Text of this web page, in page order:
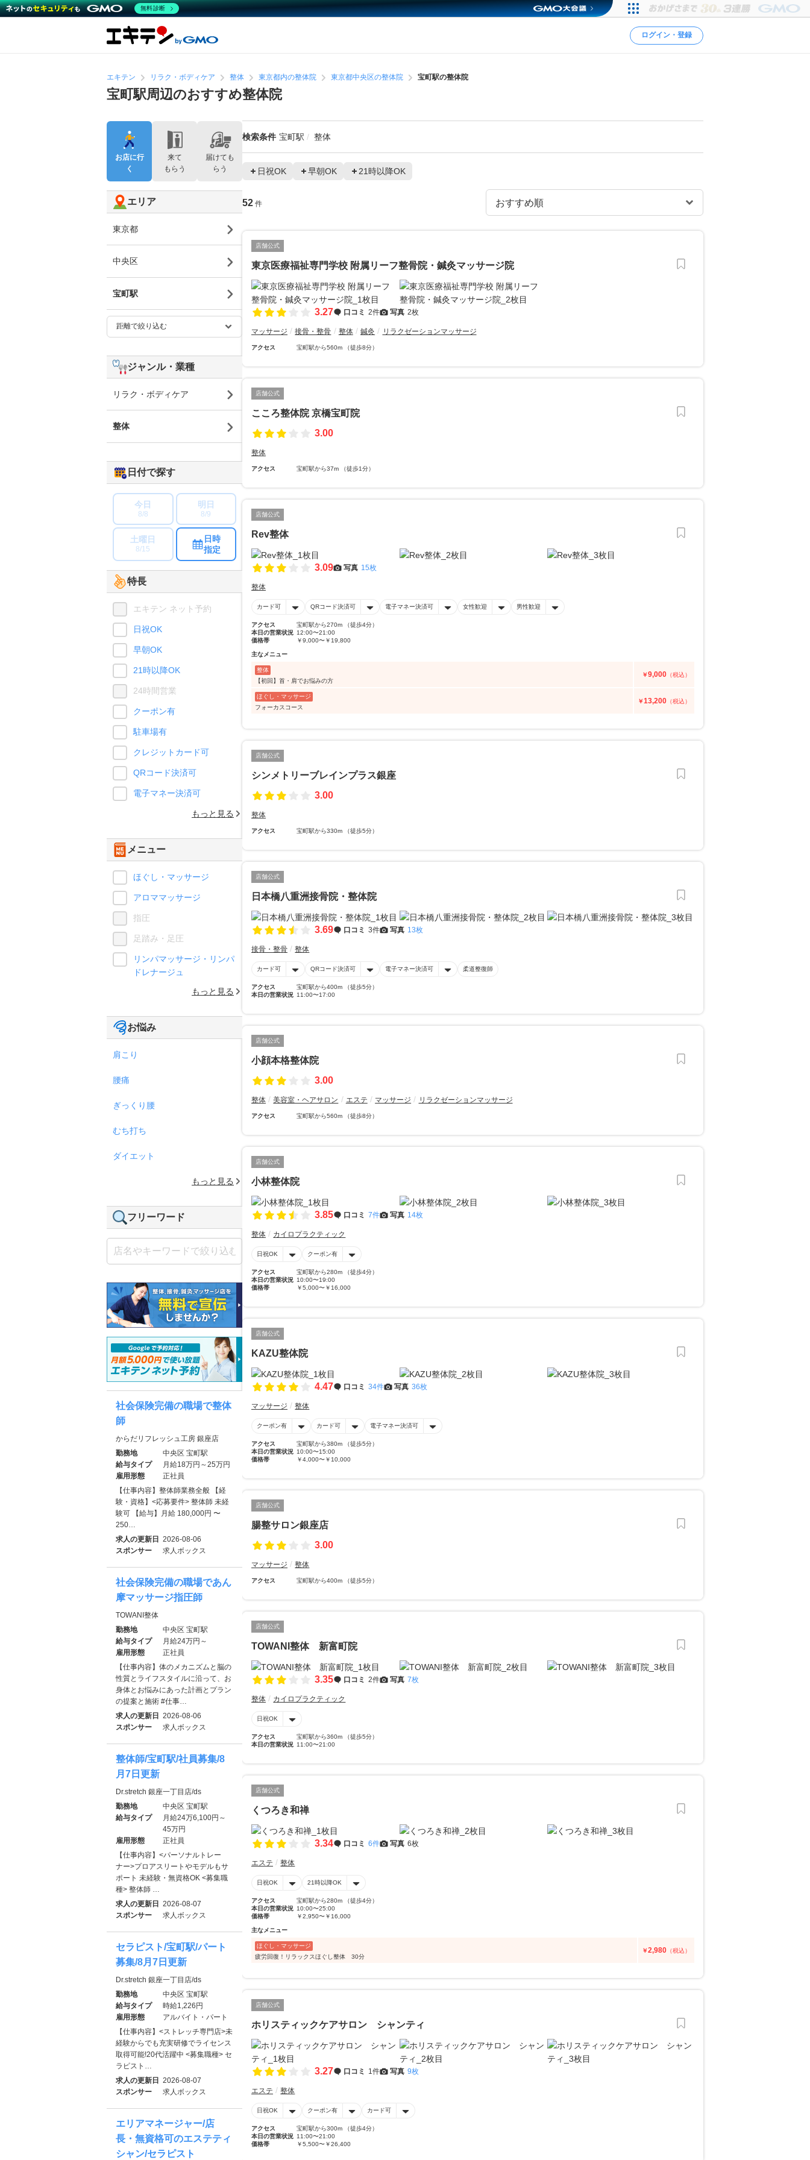
ログイン・登録
エキテン リラク・ボディケア 整体 東京都内の整体院 東京都中央区の整体院 宝町駅の整体院
宝町駅周辺のおすすめ整体院
検索条件 宝町駅 整体
日祝OK 早朝OK 21時以降OK
52 件
店舗公式
東京医療福祉専門学校 附属リーフ整骨院・鍼灸マッサージ院
3.27 口コミ 2件 写真 2枚
マッサージ 接骨・整骨 整体 鍼灸 リラクゼーションマッサージ
アクセス 宝町駅から560m （徒歩8分）
店舗公式
こころ整体院 京橋宝町院
3.00
整体
アクセス 宝町駅から37m （徒歩1分）
店舗公式
Rev整体
3.09 写真 15枚
整体
カード可 QRコード決済可 電子マネー決済可 女性歓迎 男性歓迎
アクセス
宝町駅から270m （徒歩4分）
本日の営業状況 12:00〜21:00
価格帯
￥9,000〜￥19,800
主なメニュー
整体
【初回】首・肩でお悩みの方
￥9,000 （税込）
ほぐし・マッサージ
フォーカスコース
￥13,200 （税込）
店舗公式
シンメトリーブレインプラス銀座
3.00
整体
アクセス 宝町駅から330m （徒歩5分）
店舗公式
日本橋八重洲接骨院・整体院
3.69 口コミ 3件 写真 13枚
接骨・整骨 整体
カード可 QRコード決済可 電子マネー決済可 柔道整復師
アクセス
宝町駅から400m （徒歩5分）
本日の営業状況 11:00〜17:00
店舗公式
小顔本格整体院
3.00
整体 美容室・ヘアサロン エステ マッサージ リラクゼーションマッサージ
アクセス 宝町駅から560m （徒歩8分）
店舗公式
小林整体院
3.85 口コミ 7件 写真 14枚
整体 カイロプラクティック
日祝OK クーポン有
アクセス
宝町駅から280m （徒歩4分）
本日の営業状況 10:00〜19:00
価格帯
￥5,000〜￥16,000
店舗公式
KAZU整体院
4.47 口コミ 34件 写真 36枚
マッサージ 整体
クーポン有 カード可 電子マネー決済可
アクセス
宝町駅から380m （徒歩5分）
本日の営業状況 10:00〜15:00
価格帯
￥4,000〜￥10,000
店舗公式
腸整サロン銀座店
3.00
マッサージ 整体
アクセス 宝町駅から400m （徒歩5分）
店舗公式
TOWANI整体 新富町院
3.35 口コミ 2件 写真 7枚
整体 カイロプラクティック
日祝OK
アクセス
宝町駅から360m （徒歩5分）
本日の営業状況 11:00〜21:00
店舗公式
くつろき和禅
3.34 口コミ 6件 写真 6枚
エステ 整体
日祝OK 21時以降OK
アクセス
宝町駅から280m （徒歩4分）
本日の営業状況 10:00〜25:00
価格帯
￥2,950〜￥16,000
主なメニュー
ほぐし・マッサージ
疲労回復！リラックスほぐし整体 30分
￥2,980 （税込）
店舗公式
ホリスティックケアサロン シャンティ
3.27 口コミ 1件 写真 9枚
エステ 整体
日祝OK クーポン有 カード可
アクセス
宝町駅から300m （徒歩4分）
本日の営業状況 11:00〜21:00
価格帯
￥5,500〜￥26,400
お店に行
く
来て
もらう
届けても
らう
エリア
東京都
中央区
宝町駅
ジャンル・業種
リラク・ボディケア
整体
日付で探す
今日
8/8
明日
8/9
土曜日
8/15
日時
指定
特長
エキテン ネット予約
日祝OK
早朝OK
21時以降OK
24時間営業
クーポン有
駐車場有
クレジットカード可
QRコード決済可
電子マネー決済可
もっと見る
メニュー
ほぐし・マッサージ
アロママッサージ
指圧
足踏み・足圧
リンパマッサージ・リンパ
ドレナージュ
もっと見る
お悩み
肩こり
腰痛
ぎっくり腰
むち打ち
ダイエット
もっと見る
フリーワード
社会保険完備の職場で整体
師
からだリフレッシュ工房 銀座店
勤務地
中央区 宝町駅
給与タイプ
月給18万円～25万円
雇用形態
正社員
【仕事内容】整体師業務全般 【経
験・資格】<応募要件> 整体師 未経
験可 【給与】月給 180,000円 〜
250…
求人の更新日 2026-08-06
スポンサー
求人ボックス
社会保険完備の職場であん
摩マッサージ指圧師
TOWANI整体
勤務地
中央区 宝町駅
給与タイプ
月給24万円～
雇用形態
正社員
【仕事内容】体のメカニズムと脳の
性質とライフスタイルに沿って、お
身体とお悩みにあった計画とプラン
の提案と施術 #仕事…
求人の更新日 2026-08-06
スポンサー
求人ボックス
整体師/宝町駅/社員募集/8
月7日更新
Dr.stretch 銀座一丁目店/ds
勤務地
中央区 宝町駅
給与タイプ
月給24万6,100円～
45万円
雇用形態
正社員
【仕事内容】<パーソナルトレー
ナー>プロアスリートやモデルもサ
ポート 未経験・無資格OK <募集職
種> 整体師 …
求人の更新日 2026-08-07
スポンサー
求人ボックス
セラピスト/宝町駅/パート
募集/8月7日更新
Dr.stretch 銀座一丁目店/ds
勤務地
中央区 宝町駅
給与タイプ
時給1,226円
雇用形態
アルバイト・パート
【仕事内容】<ストレッチ専門店>未
経験からでも充実研修でライセンス
取得可能!20代活躍中 <募集職種> セ
ラピスト…
求人の更新日 2026-08-07
スポンサー
求人ボックス
エリアマネージャー/店
長・無資格可のエステティ
シャン/セラピスト
無料診断